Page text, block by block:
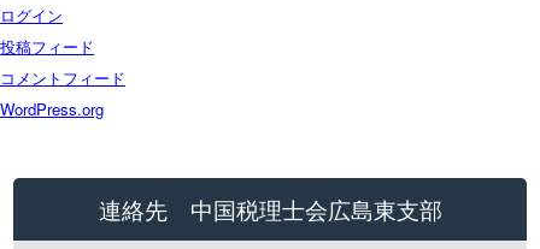
ログイン
投稿フィード
コメントフィード
WordPress.org
連絡先 中国税理士会広島東支部